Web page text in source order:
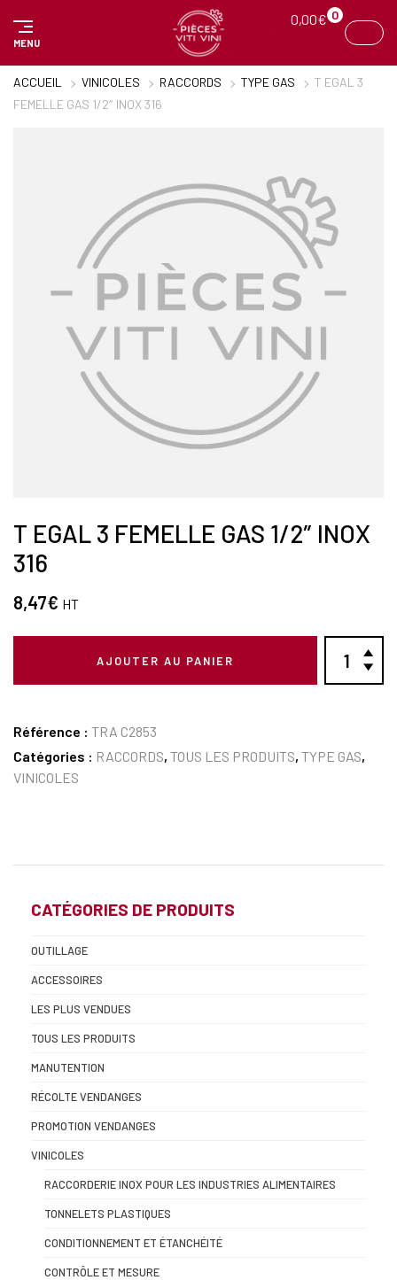
MENU
0,00€ 0
ACCUEIL VINICOLES RACCORDS TYPE GAS
T EGAL 3
FEMELLE GAS 1/2″ INOX 316
T EGAL 3 FEMELLE GAS 1/2″ INOX
316
8,47€ HT
AJOUTER AU PANIER
Référence : TRA C2853
Catégories : RACCORDS, TOUS LES PRODUITS, TYPE GAS,
VINICOLES
CATÉGORIES DE PRODUITS
OUTILLAGE
ACCESSOIRES
LES PLUS VENDUES
TOUS LES PRODUITS
MANUTENTION
RÉCOLTE VENDANGES
PROMOTION VENDANGES
VINICOLES
RACCORDERIE INOX POUR LES INDUSTRIES ALIMENTAIRES
TONNELETS PLASTIQUES
CONDITIONNEMENT ET ÉTANCHÉITÉ
CONTRÔLE ET MESURE
Panneau de gestion des cookies